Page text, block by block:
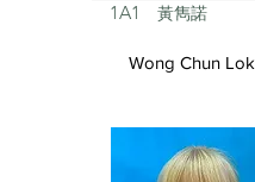
1A1 黃雋諾
Wong Chun Lok